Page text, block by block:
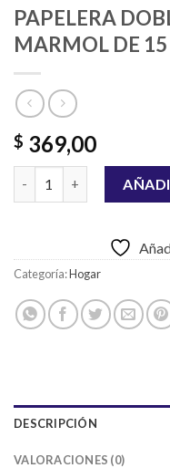
PAPELERA
MARMOL DE 15
$ 369,00
PAPELERA DOBLE
Categoría:Hogar
DESCRIPCIÓN
VALORACIONES (0)